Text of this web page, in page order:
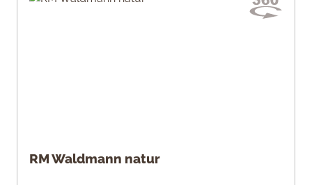
RM Waldmann natur